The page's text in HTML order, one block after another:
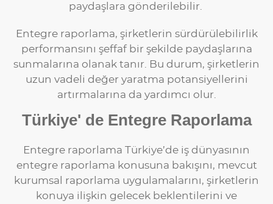
paydaşlara gönderilebilir.
Entegre raporlama, şirketlerin sürdürülebilirlik
performansını şeffaf bir şekilde paydaşlarına
sunmalarına olanak tanır. Bu durum, şirketlerin
uzun vadeli değer yaratma potansiyellerini
artırmalarına da yardımcı olur.
Türkiye' de Entegre Raporlama
Entegre raporlama Türkiye’de iş dünyasının
entegre raporlama konusuna bakışını, mevcut
kurumsal raporlama uygulamalarını, şirketlerin
konuya ilişkin gelecek beklentilerini ve